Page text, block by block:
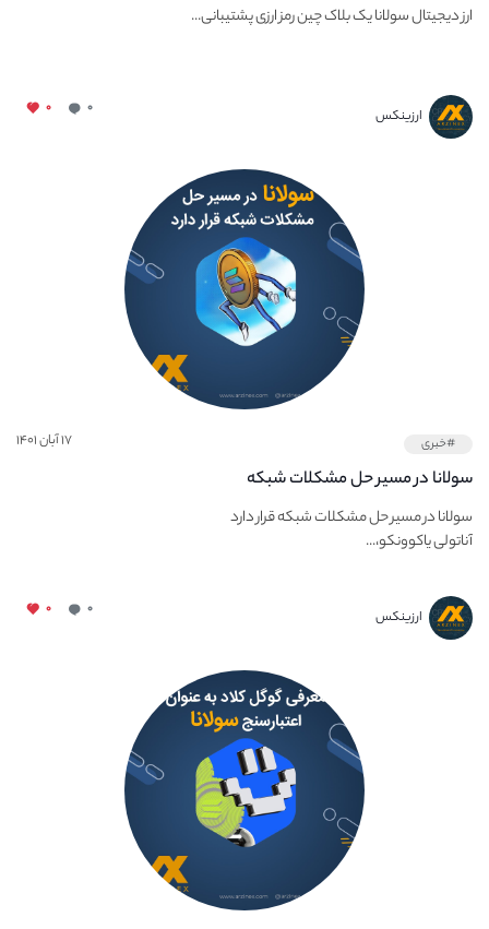
ارز دیجیتال سولانا یک بلاک چین رمز ارزی پشتیبانی...
ارزینکس ۰ ۰
#خبری ۱۷ آبان ۱۴۰۱
سولانا در مسیر حل مشکلات شبکه
سولانا در مسیر حل مشکلات شبکه قرار دارد
آناتولی یاکوونکو،...
ارزینکس ۰ ۰